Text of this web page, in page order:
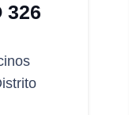
326